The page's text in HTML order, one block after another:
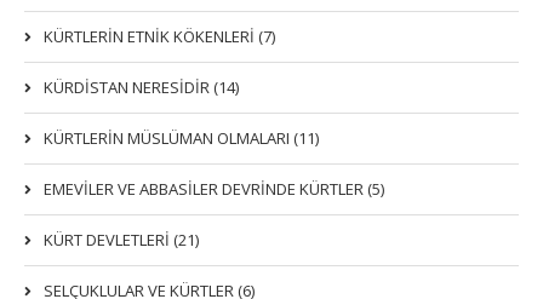
KÜRTLERIN ETNIK KÖKENLERI (7)
KÜRDİSTAN NERESİDİR (14)
KÜRTLERİN MÜSLÜMAN OLMALARI (11)
EMEVİLER VE ABBASİLER DEVRİNDE KÜRTLER (5)
KÜRT DEVLETLERİ (21)
SELÇUKLULAR VE KÜRTLER (6)